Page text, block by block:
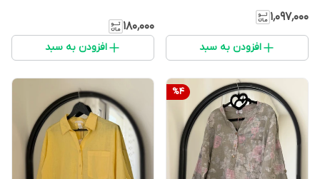
۱٬۰۹۷٬۰۰۰
افزودن به سبد
۱۸۰٬۰۰۰
افزودن به سبد
%4